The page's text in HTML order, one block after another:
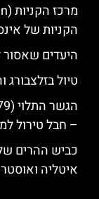
הקניות של
היעדים
טיול
– חבל טירול
איטליה